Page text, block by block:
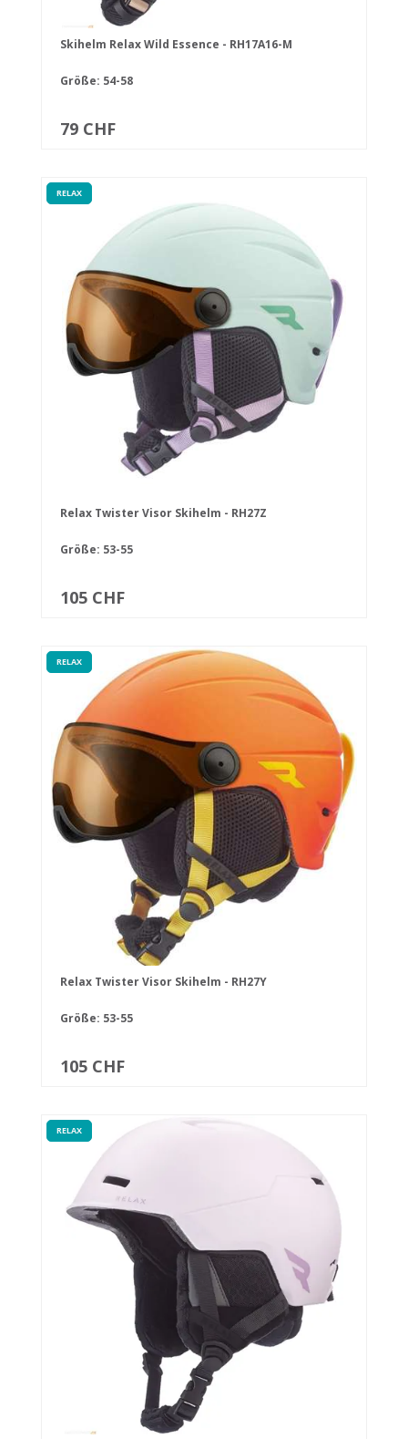
Skihelm Relax Wild Essence - RH17A16-M
Größe: 54-58
79 CHF
RELAX
Relax Twister Visor Skihelm - RH27Z
Größe: 53-55
105 CHF
RELAX
Relax Twister Visor Skihelm - RH27Y
Größe: 53-55
105 CHF
RELAX